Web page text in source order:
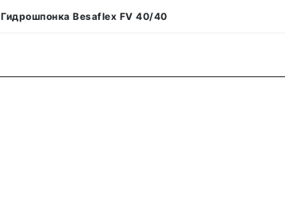
Гидрошпонка Besaflex FV 40/40